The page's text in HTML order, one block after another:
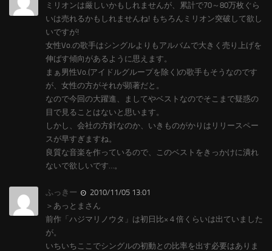
ミリオンは厳しいかもしれませんが、累計で70～80万枚ぐら
いは売れるかもしれませんね! もちろんミリオン突破して欲し
いですが!
女性Vo.の歌手はシングルよりもアルバムで大きく売り上げを
伸ばす傾向があるように思えます。
まぁ男性Vo.(アイドルグループを除く)の歌手もそうなのです
が、女性の方がそれが顕著だと。
なので今回の大躍進、ましてやベストなのでそこまで疑惑の
目で見ることはないと思います。
しかし、会社の方針なのか、いきものがかりはリリースペー
スが早すぎますね。
良質な音楽を作っているので、このベストをきっかけに潰れ
ないで欲しいです…。
ふっきー
2010/11/05 13:01
＞あっとまさん
前作「ハジマリノウタ」は初日比×４倍くらいは出ていました
が。
いちいちここでシングルの初動との比率を出す必要はありま